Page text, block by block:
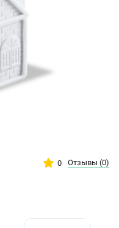
0 Отзывы (0)